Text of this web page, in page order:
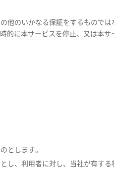
他のいかなる保証をするものでは
的に本サービスを停止、又は本サ
とします。
し、利用者に対し、当社が有す